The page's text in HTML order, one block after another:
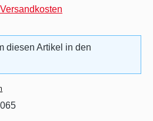
diesen Artikel in den